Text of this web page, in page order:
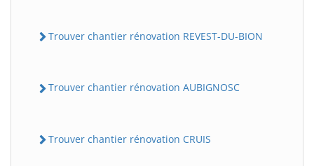
Trouver chantier rénovation REVEST-DU-BION
Trouver chantier rénovation AUBIGNOSC
Trouver chantier rénovation CRUIS